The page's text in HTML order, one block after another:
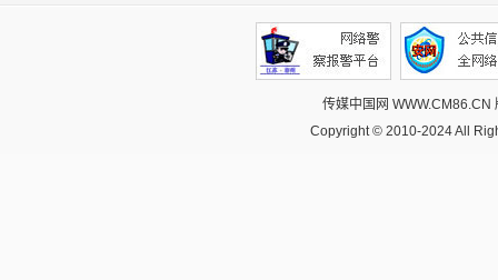
传媒中国网
Copyright © 2010-2024 All